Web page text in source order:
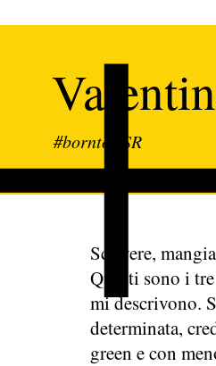
#borntoCSR
Scrivere,
Questi sono i
mi descrivono.
determinata,
green e con